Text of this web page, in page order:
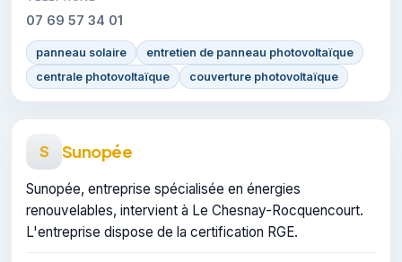
07 69 57 34 01
panneau solaire
entretien de panneau photovoltaïque
centrale photovoltaïque
couverture photovoltaïque
S Sunopée
Sunopée, entreprise spécialisée en énergies
renouvelables, intervient à Le Chesnay-Rocquencourt.
L'entreprise dispose de la certification RGE.